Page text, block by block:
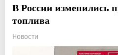
В России изменились
топлива
Новости